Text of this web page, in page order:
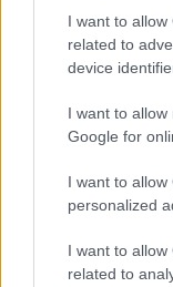
I want to
related to
device
I want to
Google for
I want to
personalized
I want to
related to
Escursione in
muore sul
PIÙ LETTI